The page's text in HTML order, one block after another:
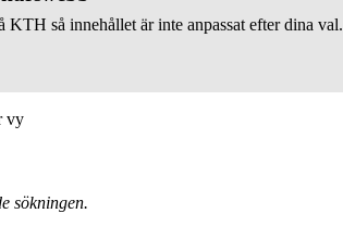
KTH så innehållet är inte anpassat efter dina val.
vy
sökningen.